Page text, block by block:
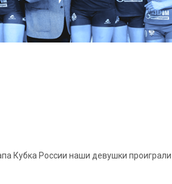
Кубка России наши девушки